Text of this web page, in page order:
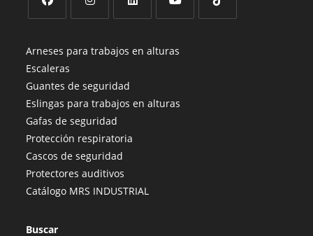
abre
en
una
nueva
pestaña
abre
una
nueva
pestaña
abre
una
nueva
pestaña
abre
nueva
Arneses para trabajos en alturas
Escaleras
Guantes de seguridad
Eslingas para trabajos en alturas
Gafas de seguridad
Protección respiratoria
Cascos de seguridad
Protectores auditivos
Catálogo MRS INDUSTRIAL
Buscar